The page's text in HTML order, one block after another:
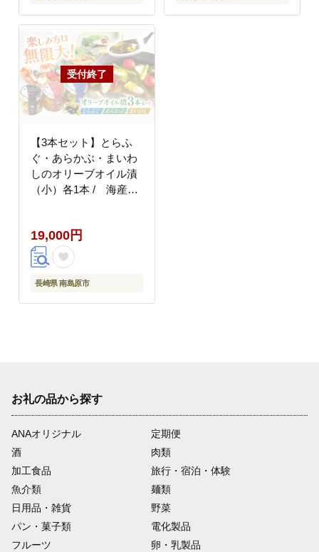
【3本セット】とらふ
ぐ・あらかぶ・まいわ
しのオリーブオイル漬
（小）各1本 / 海産物
[SFJ019]
19,000円
長崎県 南島原市
お礼の品から探す
ANAオリジナル
定期便
酒
肉類
加工食品
旅行・宿泊・体験
魚介類
麺類
日用品・雑貨
野菜
パン・菓子類
電化製品
フルーツ
卵・乳製品